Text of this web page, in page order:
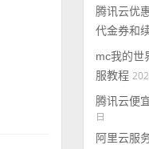
腾讯云优
代金券和
mc我的
服教程
腾讯云便
日
阿里云服